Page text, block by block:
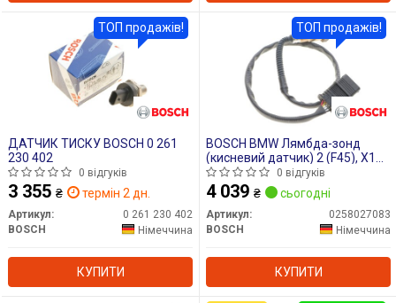
ДАТЧИК ТИСКУ BOSCH 0 261
230 402
0 відгуків
3 355 ₴ термін 2 дн.
Артикул:
0 261 230 402
BOSCH
Німеччина
КУПИТИ
ТОП продажів!
BOSCH BMW Лямбда-зонд
(кисневий датчик) 2 (F45), X1
(F48), X2 (F39)0 відгуків
4 039 ₴ сьогодні
Артикул:
0258027083
BOSCH
Німеччина
КУПИТИ
ТОП продажів!